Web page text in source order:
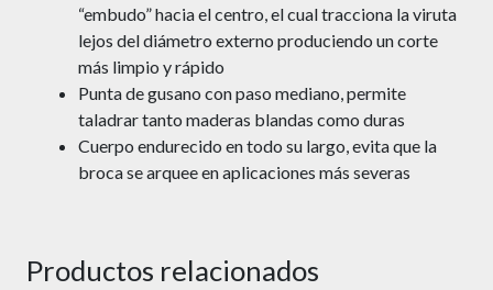
“embudo” hacia el centro, el cual tracciona la viruta
lejos del diámetro externo produciendo un corte
más limpio y rápido
Punta de gusano con paso mediano, permite
taladrar tanto maderas blandas como duras
Cuerpo endurecido en todo su largo, evita que la
broca se arquee en aplicaciones más severas
Productos relacionados